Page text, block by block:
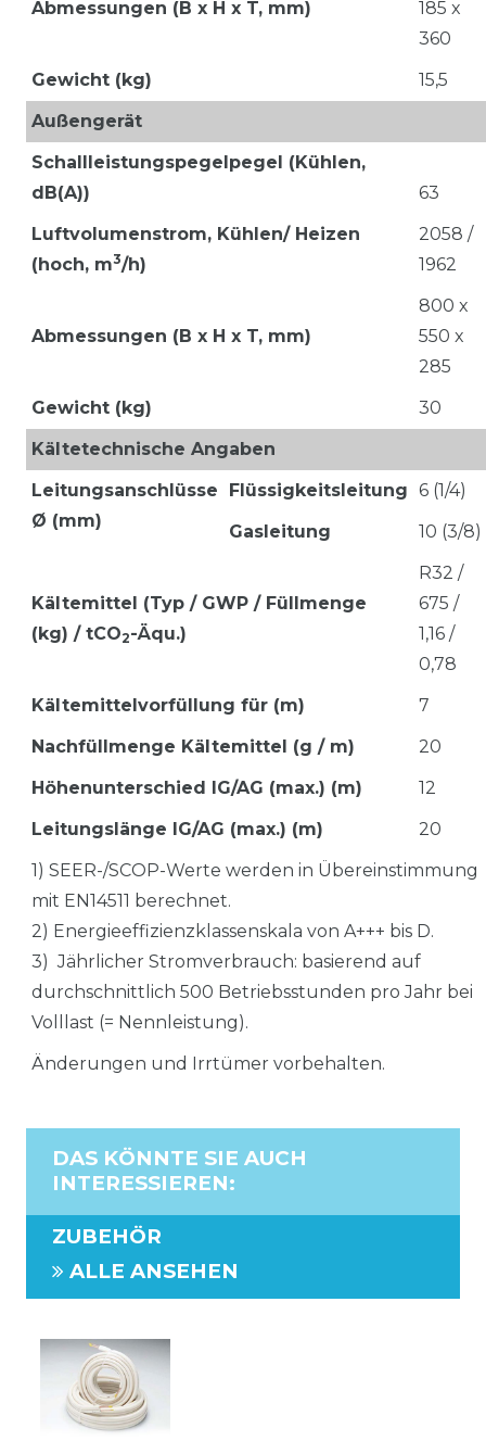
Abmessungen (B x H x T, mm)
185 x
360
Gewicht (kg)
15,5
Außengerät
Schallleistungspegelpegel (Kühlen,
dB(A))
63
Luftvolumenstrom, Kühlen/ Heizen
(hoch, m3/h)
2058 /
1962
Abmessungen (B x H x T, mm)
800 x
550 x
285
Gewicht (kg)
30
Kältetechnische Angaben
Leitungsanschlüsse
Ø (mm)
Flüssigkeitsleitung 6 (1/4)
Gasleitung
10 (3/8)
Kältemittel (Typ / GWP / Füllmenge
(kg) / tCO2-Äqu.)
R32 /
675 /
1,16 /
0,78
Kältemittelvorfüllung für (m)
7
Nachfüllmenge Kältemittel (g / m)
20
Höhenunterschied IG/AG (max.) (m)
12
Leitungslänge IG/AG (max.) (m)
20
1) SEER-/SCOP-Werte werden in Übereinstimmung
mit EN14511 berechnet.
2) Energieeffizienzklassenskala von A+++ bis D.
3) Jährlicher Stromverbrauch: basierend auf
durchschnittlich 500 Betriebsstunden pro Jahr bei
Volllast (= Nennleistung).
Änderungen und Irrtümer vorbehalten.
DAS KÖNNTE SIE AUCH
INTERESSIEREN:
ZUBEHÖR
ALLE ANSEHEN